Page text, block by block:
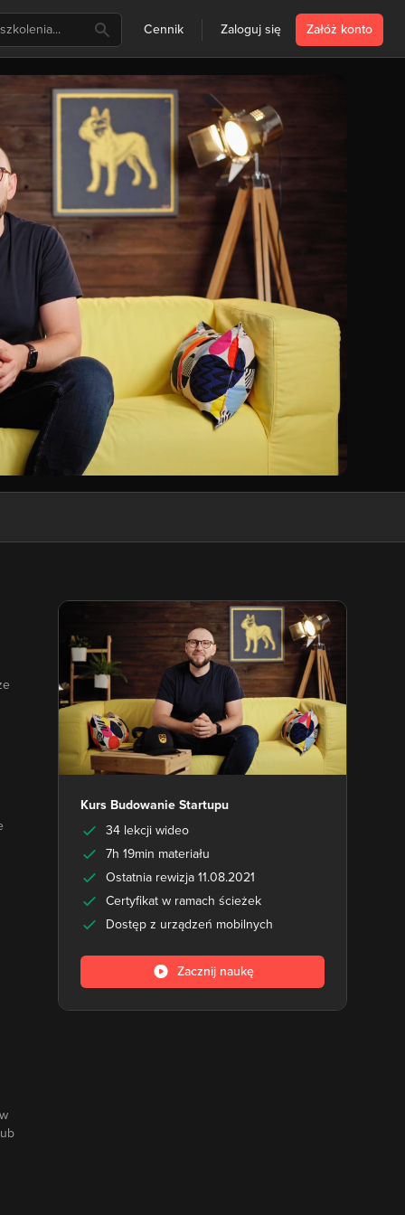
Cennik Zaloguj się Załóż konto
Kurs Budowanie Startupu
34 lekcji wideo
7h 19min materiału
Ostatnia rewizja 11.08.2021
Certyfikat w ramach ścieżek
Dostęp z urządzeń mobilnych
Zacznij naukę